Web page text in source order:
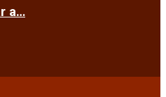
a…